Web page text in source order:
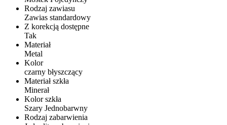
Rodzaj zawiasu
Zawias standardowy
Z korekcją dostępne
Tak
Materiał
Metal
Kolor
czarny błyszczący
Materiał szkła
Minerał
Kolor szkła
Szary Jednobarwny
Rodzaj zabarwienia